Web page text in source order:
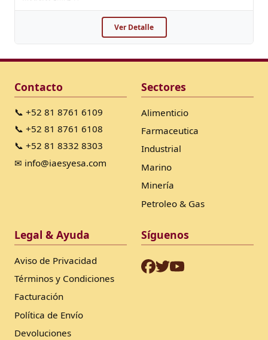
Ver Detalle
Contacto
📞 +52 81 8761 6109
📞 +52 81 8761 6108
📞 +52 81 8332 8303
✉ info@iaesyesa.com
Sectores
Alimenticio
Farmaceutica
Industrial
Marino
Minería
Petroleo & Gas
Legal & Ayuda
Aviso de Privacidad
Términos y Condiciones
Facturación
Política de Envío
Devoluciones
Síguenos